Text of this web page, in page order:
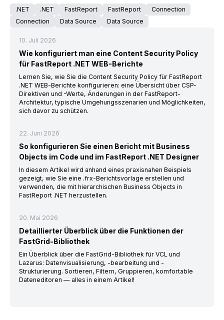
.NET .NET FastReport FastReport
Connection
Connection
Data Source Data Source
10. Juli 2026
Wie konfiguriert man eine Content Security Policy
für FastReport .NET WEB-Berichte
Lernen Sie, wie Sie die Content Security Policy für FastReport
.NET WEB-Berichte konfigurieren: eine Übersicht über CSP-
Direktiven und -Werte, Änderungen in der FastReport-
Architektur, typische Umgehungsszenarien und Möglichkeiten,
sich davor zu schützen.
22. Juni 2026
So konfigurieren Sie einen Bericht mit Business
Objects im Code und im FastReport .NET Designer
In diesem Artikel wird anhand eines praxisnahen Beispiels
gezeigt, wie Sie eine .frx-Berichtsvorlage erstellen und
verwenden, die mit hierarchischen Business Objects in
FastReport .NET herzustellen.
20. Mai 2026
Detaillierter Überblick über die Funktionen der
FastGrid-Bibliothek
Ein Überblick über die FastGrid-Bibliothek für VCL und
Lazarus: Datenvisualisierung, -bearbeitung und -
Strukturierung. Sortieren, Filtern, Gruppieren, komfortable
Dateneditoren — alles in einem Artikel!